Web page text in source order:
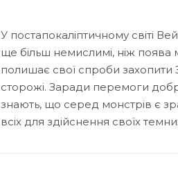
У постапокаліптичному світі
ще більш немислимі, ніж поява
полишає свої спроби захопити
сторожі. Заради перемоги
знають, що серед монстрів є
всіх для здійснення своїх